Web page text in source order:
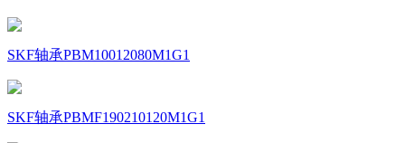
SKF轴承PBM10012080M1G1
SKF轴承PBMF190210120M1G1